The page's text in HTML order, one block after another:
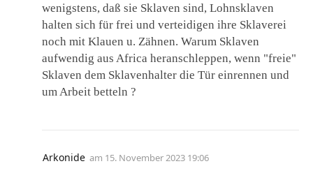
wenigstens, daß sie Sklaven sind, Lohnsklaven
halten sich für frei und verteidigen ihre Sklaverei
noch mit Klauen u. Zähnen. Warum Sklaven
aufwendig aus Africa heranschleppen, wenn "freie"
Sklaven dem Sklavenhalter die Tür einrennen und
um Arbeit betteln ?
Arkonide am 15. November 2023 19:06